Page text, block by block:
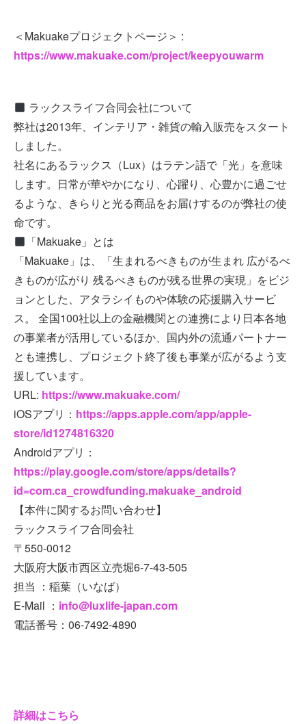
＜Makuakeプロジェクトページ＞ :
https://www.makuake.com/project/keepyouwarm
ラックスライフ合同会社について
弊社は2013年、インテリア・雑貨の輸入販売をスタート
しました。
社名にあるラックス（Lux）はラテン語で「光」を意味
します。日常が華やかになり、心躍り、心豊かに過ごせ
るような、きらりと光る商品をお届けするのが弊社の使
命です。
「Makuake」とは
「Makuake」は、「生まれるべきものが生まれ 広がるべ
きものが広がり 残るべきものが残る世界の実現」をビジ
ョンとした、アタラシイものや体験の応援購入サービ
ス。 全国100社以上の⾦融機関との連携により⽇本各地
の事業者が活⽤しているほか、国内外の流通パートナー
とも連携し、プロジェクト終了後も事業が広がるよう⽀
援しています。
URL: https://www.makuake.com/
iOSアプリ： https://apps.apple.com/app/apple-
store/id1274816320
Androidアプリ：
https://play.google.com/store/apps/details?
id=com.ca_crowdfunding.makuake_android
【本件に関するお問い合わせ】
ラックスライフ合同会社
〒550-0012
大阪府大阪市西区立売堀6-7-43-505
担当 ：稲葉（いなば）
E-Mail ： info@luxlife-japan.com
電話番号：06-7492-4890
詳細はこちら